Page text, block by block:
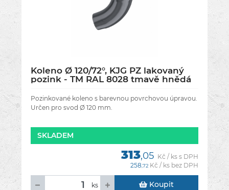
Koleno Ø 120/72°, KJG PZ lakovaný
pozink - TM RAL 8028 tmavě hnědá
Pozinkované koleno s barevnou povrchovou úpravou.
Určen pro svod Ø 120 mm.
SKLADEM
313,05 Kč / ks s DPH
258,72 Kč / ks bez DPH
ks Koupit